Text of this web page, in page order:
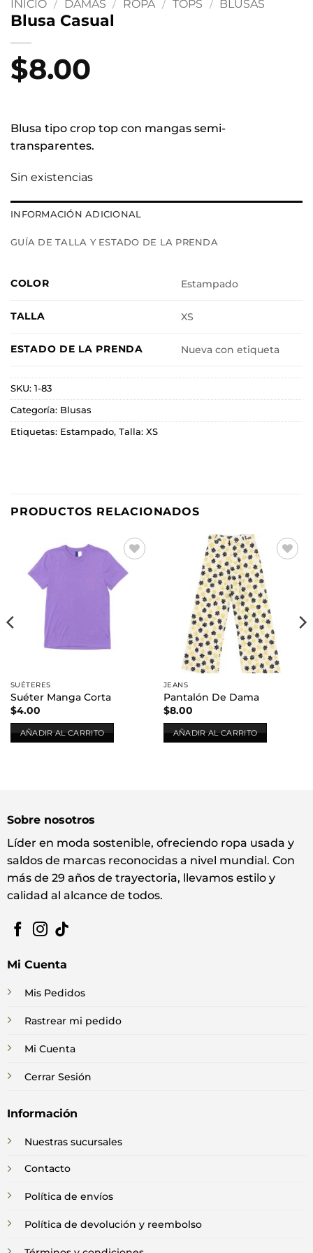
INICIO / DAMAS / ROPA / TOPS / BLUSAS
Blusa Casual
$8.00
Blusa tipo crop top con mangas semi-
transparentes.
Sin existencias
INFORMACIÓN ADICIONAL
GUÍA DE TALLA Y ESTADO DE LA PRENDA
COLOR Estampado
TALLA XS
ESTADO DE LA PRENDA Nueva con etiqueta
SKU: 1-83
Categoría: Blusas
Etiquetas: Estampado, Talla: XS
PRODUCTOS RELACIONADOS
Añadir
a la
lista de
SUÉTERES
Suéter Manga Corta
$4.00
AÑADIR AL CARRITO
lista de
deseos
JEANS
Pantalón De Dama
$8.00
AÑADIR AL CARRITO
Sobre nosotros
Líder en moda sostenible, ofreciendo ropa usada y
saldos de marcas reconocidas a nivel mundial. Con
más de 29 años de trayectoria, llevamos estilo y
calidad al alcance de todos.
Mi Cuenta
Mis Pedidos
Rastrear mi pedido
Mi Cuenta
Cerrar Sesión
Información
Nuestras sucursales
Contacto
Política de envíos
Política de devolución y reembolso